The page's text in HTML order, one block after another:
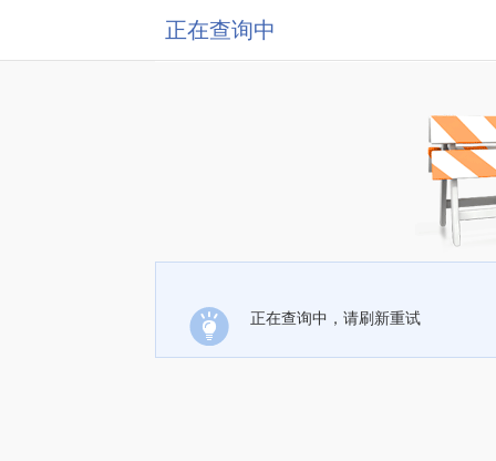
正在查询中
正在查询中，请刷新重试